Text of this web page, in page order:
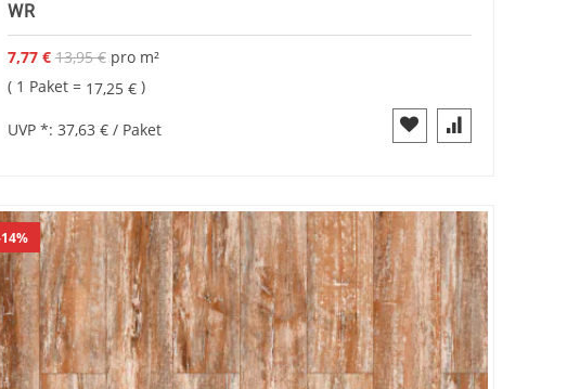
WR
7,77 € 13,95 € pro m²
1 Paket = Sonderangebot
17,25 €
UVP *: 37,63 €/ Paket
14%